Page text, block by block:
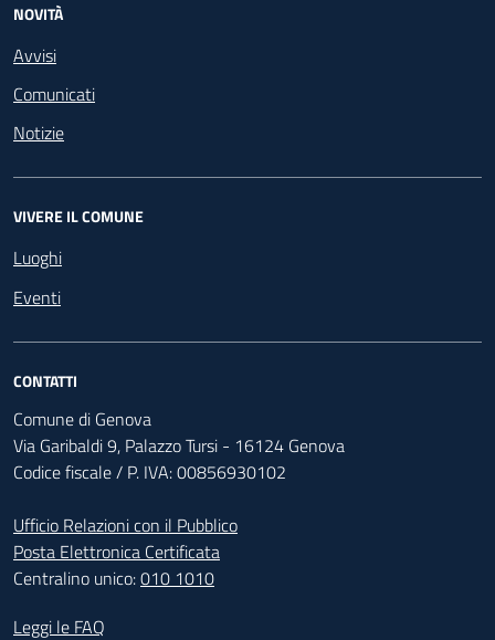
NOVITÀ
Avvisi
Comunicati
Notizie
VIVERE IL COMUNE
Luoghi
Eventi
CONTATTI
Comune di Genova
Via Garibaldi 9, Palazzo Tursi - 16124 Genova
Codice fiscale / P. IVA: 00856930102
Ufficio Relazioni con il Pubblico
Posta Elettronica Certificata
Centralino unico:010 1010
Leggi le FAQ